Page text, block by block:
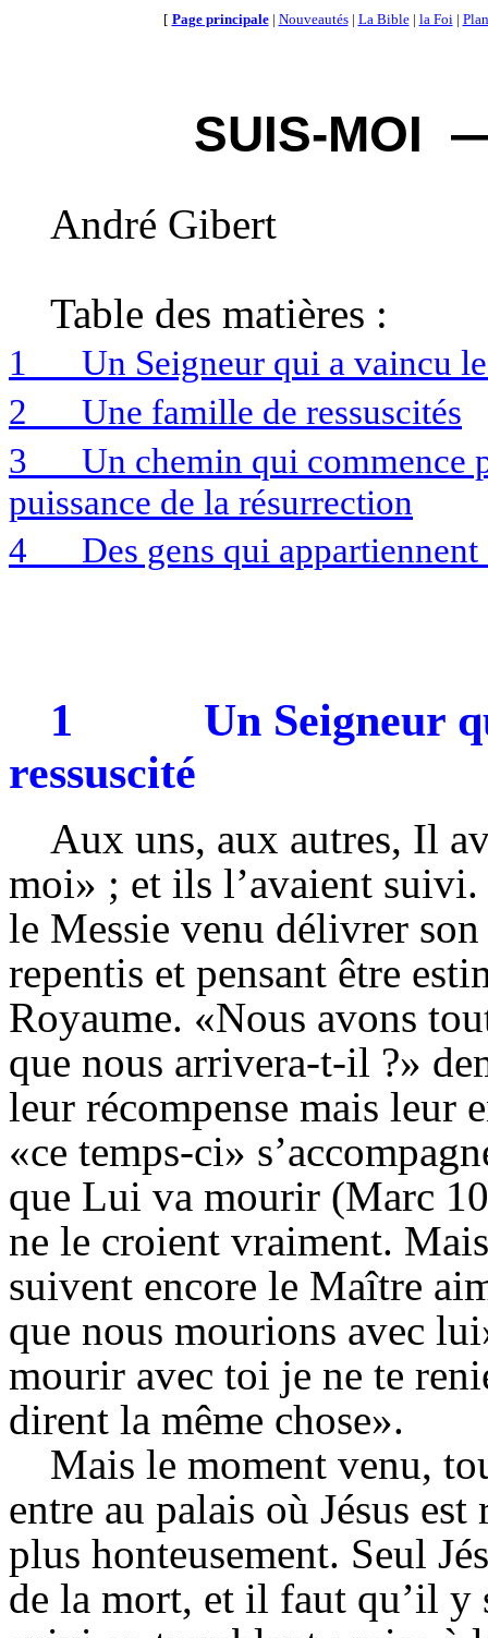
[ Page principale| Nouveautés| La Bible| la Foi|
SUIS-MOI
André Gibert
Table des matières :
1
Un Seigneur qui a vaincu
2
Une famille de ressuscités
3
Un chemin qui commence
puissance de la résurrection
4
Des gens qui
1
Un Seigneur
ressuscité
Aux uns, aux autres, Il
moi» ; et ils l’avaient
le Messie venu délivrer
repentis et pensant être
Royaume. «Nous avons
que nous arrivera-t-il ?»
leur récompense mais leur
«ce temps-ci»
que Lui va mourir (Marc
ne le croient vraiment.
suivent encore le Maître
que nous mourions avec
mourir avec toi je ne te
dirent la même chose».
Mais le moment venu,
entre au palais où Jésus
plus honteusement. Seul
de la mort, et il faut qu’il y